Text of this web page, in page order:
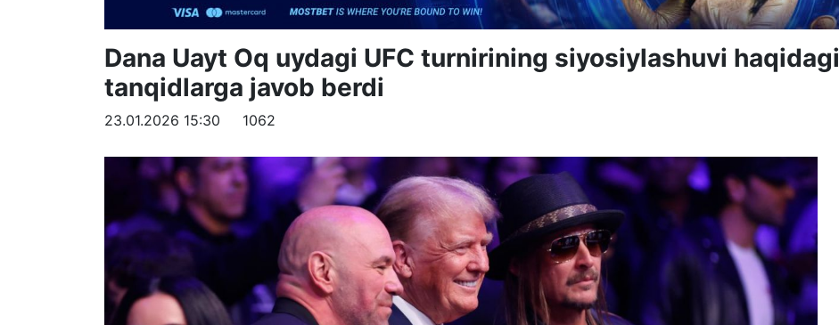
Dana Uayt Oq uydagi UFC turnirining siyosiylashuvi haqidagi
tanqidlarga javob berdi
23.01.2026 15:30 1062